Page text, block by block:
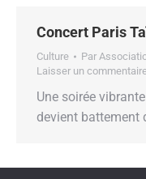
Concert Paris
Culture Par
Laisser un
Une soirée
devient battement